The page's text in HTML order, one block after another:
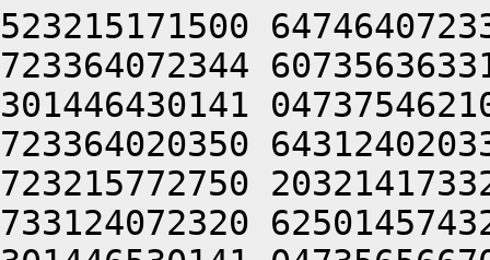
523215171500
723364072344
301446430141
723364020350
723215772750
733124072320